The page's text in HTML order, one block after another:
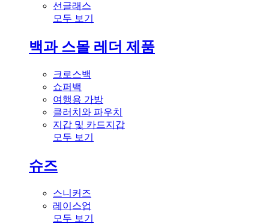
선글래스
모두 보기
백과 스몰 레더 제품
크로스백
쇼퍼백
여행용 가방
클러치와 파우치
지갑 및 카드지갑
모두 보기
슈즈
스니커즈
레이스업
모두 보기